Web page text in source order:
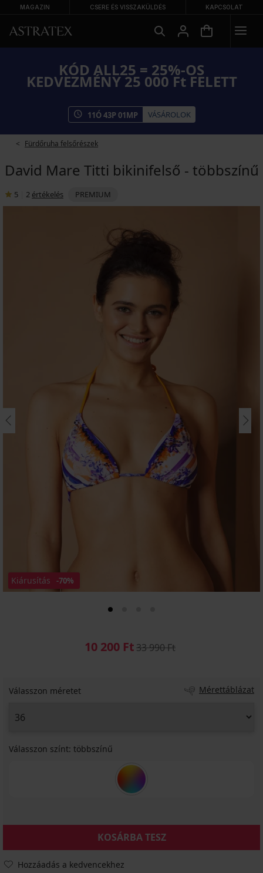
MAGAZIN CSERE ÉS VISSZAKÜLDÉS KAPCSOLAT
KÓD ALL25 = 25%-OS
KEDVEZMÉNY 25 000 Ft FELETT
11Ó43P0MP VÁSÁROLOK
Fürdőruha felsőrészek
David Mare Titti bikinifelső - többszínű
5 2 értékelés PREMIUM
Kiárusítás -70%
10 200 Ft33 990 Ft
Válasszon méretet Mérettáblázat
Válasszon színt: többszínű
KOSÁRBA TESZ
Hozzáadás a kedvencekhez